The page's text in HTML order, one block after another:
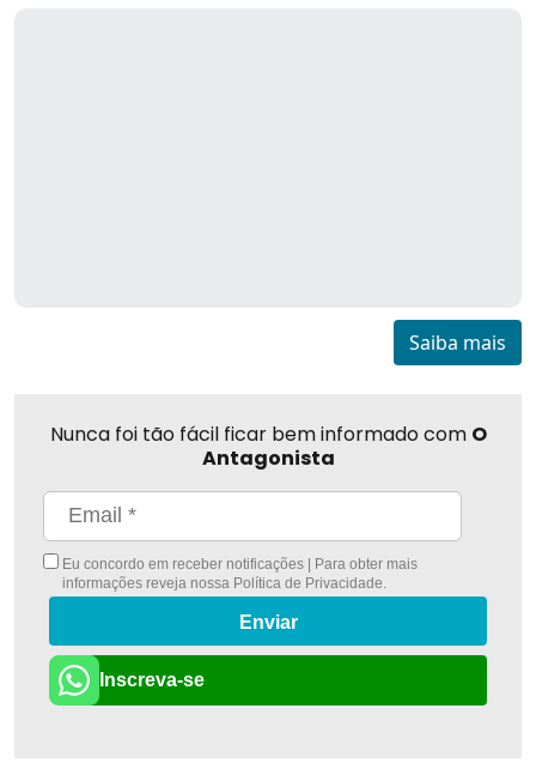
Saiba mais
Nunca foi tão fácil ficar bem informado com O
Antagonista
Eu concordo em receber notificações | Para obter mais
informações reveja nossa Política de Privacidade.
Enviar
Inscreva-se